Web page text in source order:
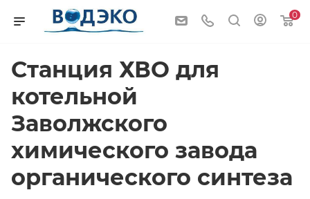
0
Станция ХВО для
котельной
Заволжского
химического завода
органического синтеза